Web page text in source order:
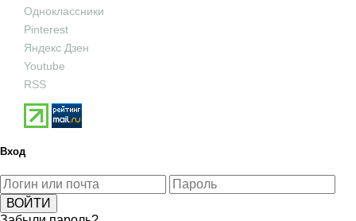
Одноклассники
Pinterest
Яндекс Дзен
Youtube
RSS
Вход